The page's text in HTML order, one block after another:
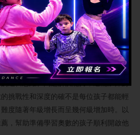
之旅？
賽）的益處後，自然會考慮讓孩子嘗
的邏輯思維、問題解決能力，還能加深對
挑戰性和深度的確不是每位孩子都能輕
度隨著年級增長而呈幾何級增加時。以
，幫助準備學習奧數的孩子順利開啟他